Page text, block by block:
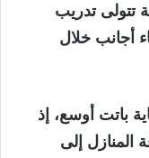
تتولى تدريب
أجانب خلال
باتت أوسع، إذ
إلى